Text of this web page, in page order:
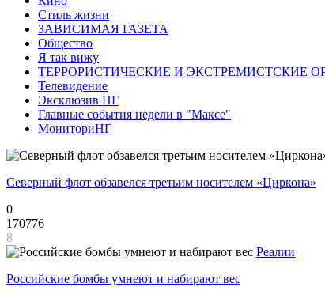
Стиль жизни
ЗАВИСИМАЯ ГАЗЕТА
Общество
Я так вижу
ТЕРРОРИСТИЧЕСКИЕ И ЭКСТРЕМИСТСКИЕ
Телевидение
Эксклюзив НГ
Главные события недели в "Максе"
МониториНГ
Северный флот обзавелся третьим носителем «Циркона»
0
170776
8
Реалии
Российские бомбы умнеют и набирают вес